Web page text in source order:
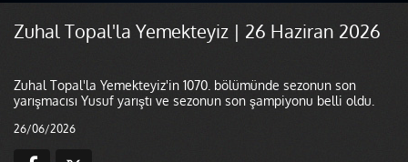
Zuhal Topal'la Yemekteyiz | 26 Haziran 2026
Zuhal Topal'la Yemekteyiz'in 1070. bölümünde sezonun son
yarışmacısı Yusuf yarıştı ve sezonun son şampiyonu belli oldu.
26/06/2026